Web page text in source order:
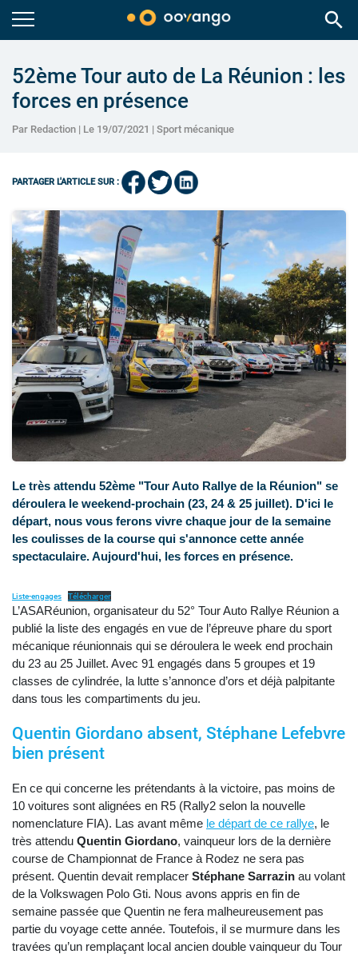
search
52ème Tour auto de La Réunion : les
forces en présence
Par Redaction | Le 19/07/2021 | Sport mécanique
PARTAGER L'ARTICLE SUR :
Le très attendu 52ème "Tour Auto Rallye de la Réunion" se
déroulera le weekend-prochain (23, 24 & 25 juillet). D'ici le
départ, nous vous ferons vivre chaque jour de la semaine
les coulisses de la course qui s'annonce cette année
spectaculaire. Aujourd'hui, les forces en présence.
Liste-engages Télécharger
L’ASARéunion, organisateur du 52° Tour Auto Rallye Réunion a
publié la liste des engagés en vue de l’épreuve phare du sport
mécanique réunionnais qui se déroulera le week end prochain
du 23 au 25 Juillet. Avec 91 engagés dans 5 groupes et 19
classes de cylindrée, la lutte s’annonce d’ors et déjà palpitante
dans tous les compartiments du jeu.
Quentin Giordano absent, Stéphane Lefebvre
bien présent
En ce qui concerne les prétendants à la victoire, pas moins de
10 voitures sont alignées en R5 (Rally2 selon la nouvelle
nomenclature FIA). Las avant même le départ de ce rallye, le
très attendu Quentin Giordano, vainqueur lors de la dernière
course de Championnat de France à Rodez ne sera pas
présent. Quentin devait remplacer Stéphane Sarrazin au volant
de la Volkswagen Polo Gti. Nous avons appris en fin de
semaine passée que Quentin ne fera malheureusement pas
partie du voyage cette année. Toutefois, il se murmure dans les
travées qu’un remplaçant local ancien double vainqueur du Tour